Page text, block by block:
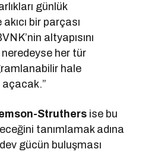
günlük
bir parçası
altyapısını
neredeyse her tür
hale
Struthers ise bu
tanımlamak adına
gücün buluşması